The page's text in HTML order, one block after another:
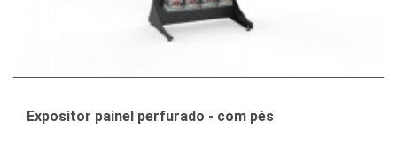
Expositor painel perfurado - com pés